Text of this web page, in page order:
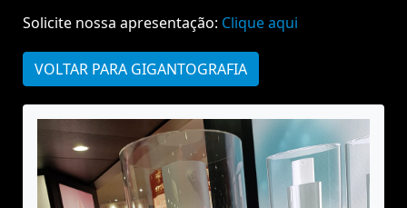
Solicite nossa apresentação: Clique aqui
VOLTAR PARA GIGANTOGRAFIA